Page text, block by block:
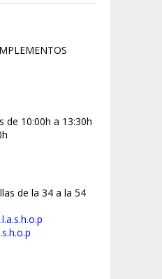
de 10:00h a 13:30h
de la 34 a la 54